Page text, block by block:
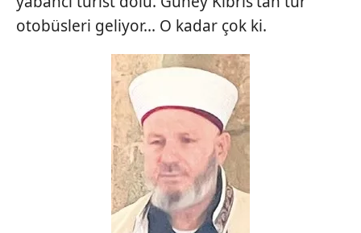
otobüsleri geliyor... O kadar çok ki.